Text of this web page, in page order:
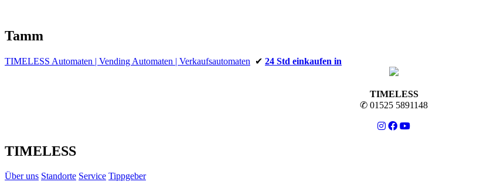
Tamm
TIMELESS Automaten | Vending Automaten | Verkaufsautomaten ✔ 24 Std einkaufen in
TIMELESS
✆ 01525 5891148
TIMELESS
Über uns Standorte Service Tippgeber